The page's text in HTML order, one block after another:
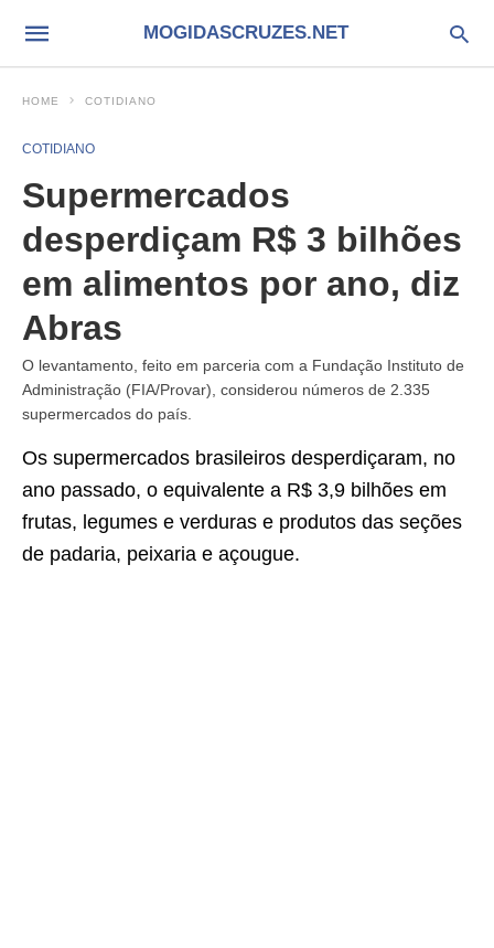
MOGIDASCRUZES.NET
HOME COTIDIANO
COTIDIANO
Supermercados
desperdiçam R$ 3 bilhões
em alimentos por ano, diz
Abras
O levantamento, feito em parceria com a Fundação Instituto de
Administração (FIA/Provar), considerou números de 2.335
supermercados do país.
Os supermercados brasileiros desperdiçaram, no
ano passado, o equivalente a R$ 3,9 bilhões em
frutas, legumes e verduras e produtos das seções
de padaria, peixaria e açougue.